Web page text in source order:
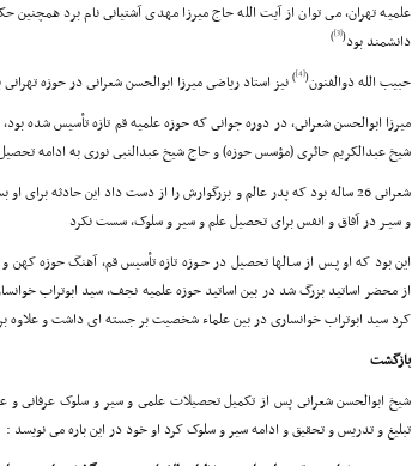
علمیه تهران، مى توان از آیت الله حاج میرزا مهدى آشتیانى نام برد
دانشمند بود(
[3]
)
حبیب الله ذوالفنون(
[4]
)نیز استاد ریاضى میرزا ابوالحسن شعرانى در حوزه تهرانى
میرزا ابوالحسن شعرانى، در دوره جوانى که حوزه علمیه قم تازه تأسیس شده
شیخ عبدالکریم حائرى (مؤسس حوزه) و حاج شیخ عبدالنبى نورى به ادامه
شعرانى 26 ساله بود که پدر عالم و بزرگوارش را از دست داد این حادثه
و سیـر در آفاق و انفس براى تحصیل علم و سیر و سلوک، سست نکرد
این بود که او پـس از سـالها تحصیل در حـوزه تازه تأسیس قم، آهنگ حوزه
کرد سید ابوتراب خوانسارى در بین علماء شخصیت بر جسته اى داشت و علاوه
بازگشت
شیخ ابوالحسن شعرانى پس از تکمیل تحصیلات علمى و سیر و سلوک عرفانى و
تبلیغ و تدریس و تحقیق و ادامه سیر و سلوک کرد او خود در این باره مى نویسد :